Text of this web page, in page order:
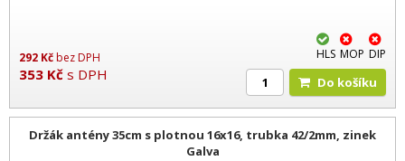
292 Kčbez DPH
353 Kč s DPH
HLS MOP DIP
Do košíku
Držák antény 35cm s plotnou 16x16, trubka 42/2mm, zinek
Galva